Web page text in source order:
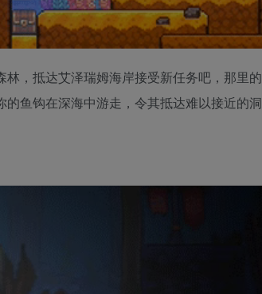
，抵达艾泽瑞姆海岸接受新任务吧，那里
鱼钩在深海中游走，令其抵达难以接近的